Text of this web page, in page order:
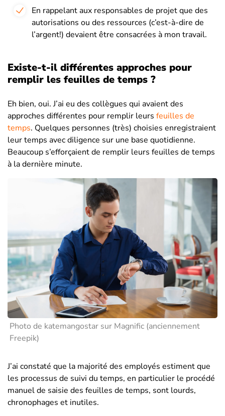
En rappelant aux responsables de projet que des
autorisations ou des ressources (c’est-à-dire de
l’argent!) devaient être consacrées à mon travail.
Existe-t-il différentes approches pour
remplir les feuilles de temps ?
Eh bien, oui. J’ai eu des collègues qui avaient des
approches différentes pour remplir leurs feuilles de
temps. Quelques personnes (très) choisies enregistraient
leur temps avec diligence sur une base quotidienne.
Beaucoup s’efforçaient de remplir leurs feuilles de temps
à la dernière minute.
Photo de katemangostar sur Magnific (anciennement
Freepik)
J’ai constaté que la majorité des employés estiment que
les processus de suivi du temps, en particulier le procédé
manuel de saisie des feuilles de temps, sont lourds,
chronophages et inutiles.